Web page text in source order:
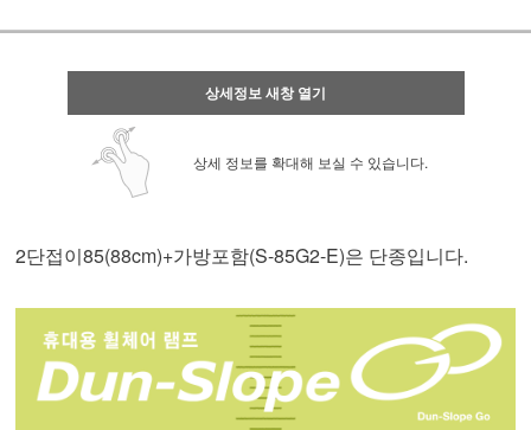
상세정보 새창 열기
상세 정보를 확대해 보실 수 있습니다.
2단접이85(88cm)+가방포함(S-85G2-E)은 단종입니다.